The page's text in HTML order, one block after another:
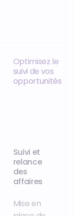
Optimisez le
suivi de vos
opportunités
Suivi et
relance
des
affaires
Mise en